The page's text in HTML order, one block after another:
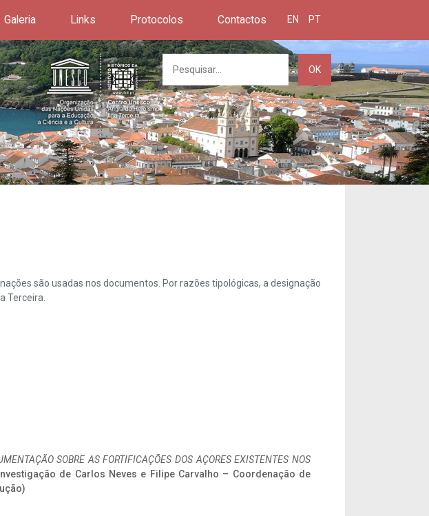
Galeria Links Protocolos Contactos EN PT
OK
são usadas nos documentos. Por razões tipológicas, a designação
Terceira.
SOBRE AS FORTIFICAÇÕES DOS AÇORES EXISTENTES NOS
de Carlos Neves e Filipe Carvalho – Coordenação de